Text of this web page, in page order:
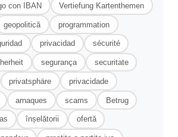
con IBAN Vertiefung Kartenthemen
geopolitică programmation
privacidad sécurité
segurança securitate
privatsphäre privacidade
arnaques scams Betrug
înșelătorii ofertă